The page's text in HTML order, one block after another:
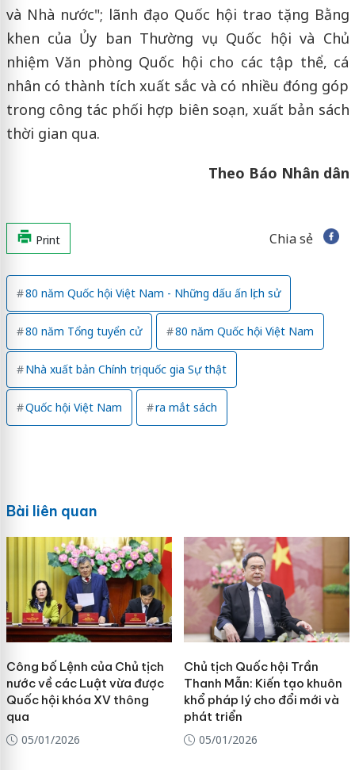
và Nhà nước"; lãnh đạo Quốc hội trao tặng Bằng
khen của Ủy ban Thường vụ Quốc hội và Chủ
nhiệm Văn phòng Quốc hội cho các tập thể, cá
nhân có thành tích xuất sắc và có nhiều đóng góp
trong công tác phối hợp biên soạn, xuất bản sách
thời gian qua.
Theo Báo Nhân dân
Print Chia sẻ
80 năm Quốc hội Việt Nam - Những dấu ấn lịch sử
80 năm Tổng tuyển cử 80 năm Quốc hội Việt Nam
Nhà xuất bản Chính trị quốc gia Sự thật
Quốc hội Việt Nam ra mắt sách
Bài liên quan
Công bố Lệnh của Chủ tịch
nước về các Luật vừa được
Quốc hội khóa XV thông
qua
05/01/2026
Chủ tịch Quốc hội Trần
Thanh Mẫn: Kiến tạo khuôn
khổ pháp lý cho đổi mới và
phát triển
05/01/2026